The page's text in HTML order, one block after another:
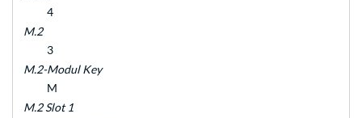
4
M.2
3
M.2-Modul Key
M
M.2 Slot 1